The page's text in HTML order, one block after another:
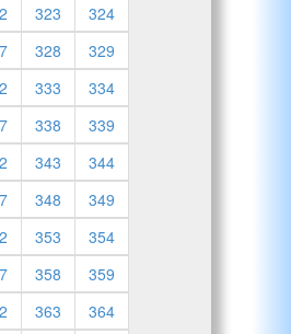
323
324
328
329
333
334
338
339
343
344
348
349
353
354
358
359
363 364